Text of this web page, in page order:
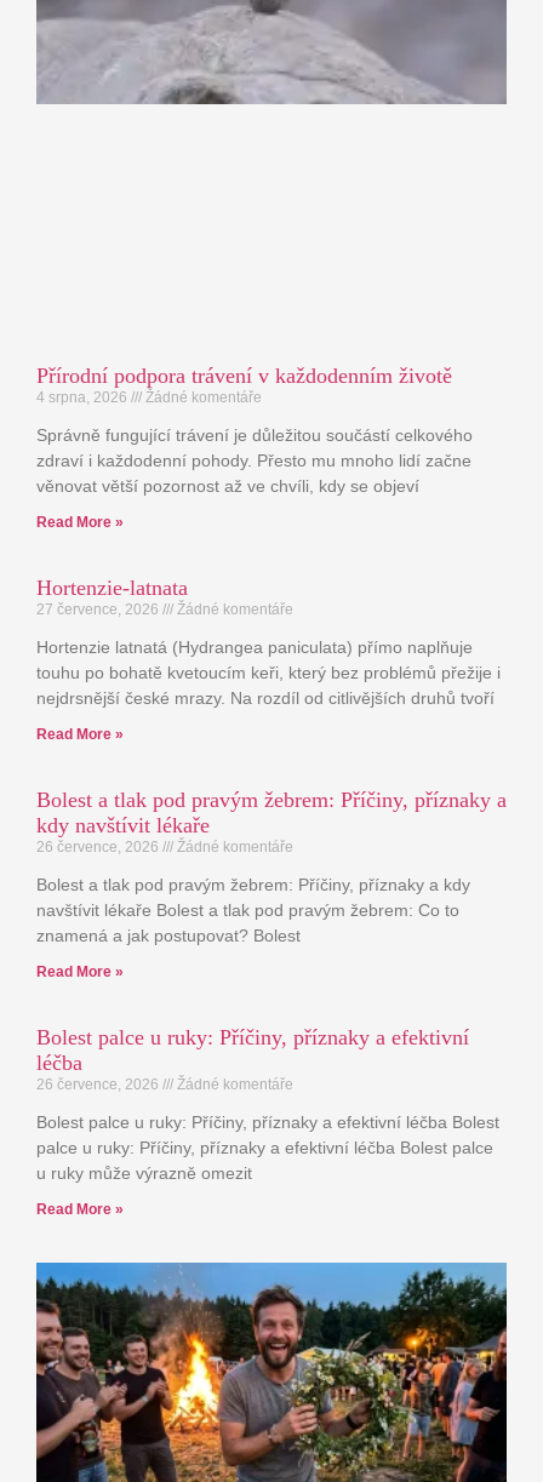
Přírodní podpora trávení v každodenním životě
4 srpna, 2026 Žádné komentáře
Správně fungující trávení je důležitou součástí celkového
zdraví i každodenní pohody. Přesto mu mnoho lidí začne
věnovat větší pozornost až ve chvíli, kdy se objeví
Read More »
Hortenzie-latnata
27 července, 2026 Žádné komentáře
Hortenzie latnatá (Hydrangea paniculata) přímo naplňuje
touhu po bohatě kvetoucím keři, který bez problémů přežije i
nejdrsnější české mrazy. Na rozdíl od citlivějších druhů tvoří
Read More »
Bolest a tlak pod pravým žebrem: Příčiny, příznaky a
kdy navštívit lékaře
26 července, 2026 Žádné komentáře
Bolest a tlak pod pravým žebrem: Příčiny, příznaky a kdy
navštívit lékaře Bolest a tlak pod pravým žebrem: Co to
znamená a jak postupovat? Bolest
Read More »
Bolest palce u ruky: Příčiny, příznaky a efektivní
léčba
26 července, 2026 Žádné komentáře
Bolest palce u ruky: Příčiny, příznaky a efektivní léčba Bolest
palce u ruky: Příčiny, příznaky a efektivní léčba Bolest palce
u ruky může výrazně omezit
Read More »